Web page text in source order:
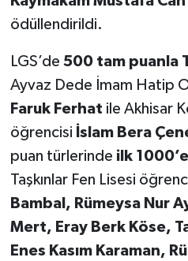
ödüllendirildi.
LGS’de 500 tam puanla
Ayvaz Dede İmam Hatip
Faruk Ferhat ile Akhisar
öğrencisi İslam Bera
puan türlerinde ilk
Taşkınlar Fen Lisesi
Bambal, Rümeysa Nur
Mert, Eray Berk Köse,
Enes Kasım Karaman,
Etiketler